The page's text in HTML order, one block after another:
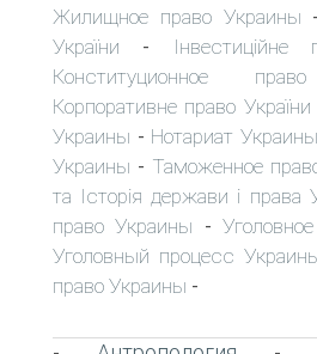
Жилищное право Украины
України - Інвестиційне
Конституционное
Корпоративне право України
Украины - Нотариат Украины
Украины - Таможенное
та Історія держави і права
право Украины -
Уголовный процесс
право Украины -